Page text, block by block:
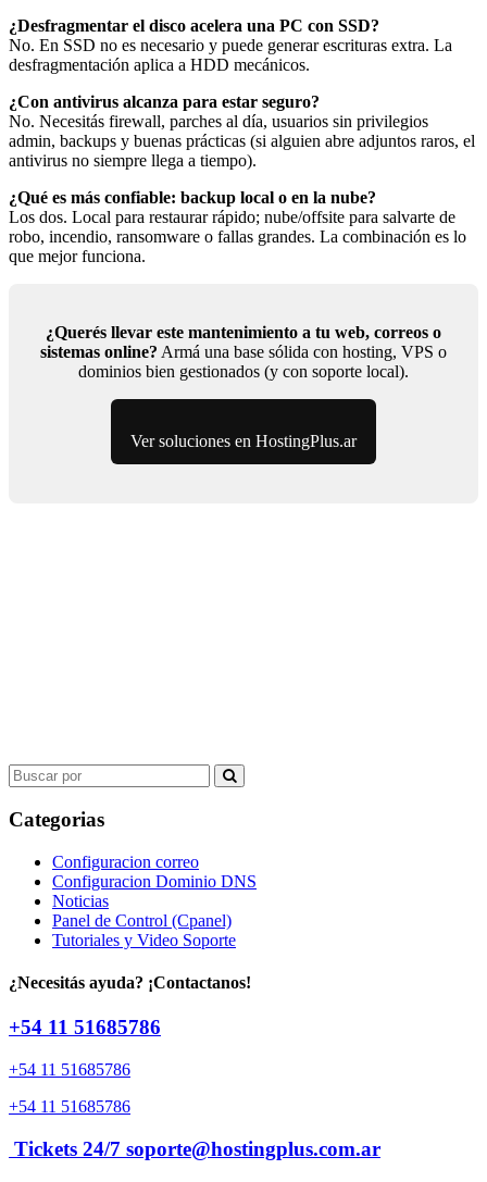
¿Desfragmentar el disco acelera una PC con SSD?
No. En SSD no es necesario y puede generar escrituras extra. La
desfragmentación aplica a HDD mecánicos.
¿Con antivirus alcanza para estar seguro?
No. Necesitás firewall, parches al día, usuarios sin privilegios
admin, backups y buenas prácticas (si alguien abre adjuntos raros, el
antivirus no siempre llega a tiempo).
¿Qué es más confiable: backup local o en la nube?
Los dos. Local para restaurar rápido; nube/offsite para salvarte de
robo, incendio, ransomware o fallas grandes. La combinación es lo
que mejor funciona.
¿Querés llevar este mantenimiento a tu web, correos o
sistemas online? Armá una base sólida con hosting, VPS o
dominios bien gestionados (y con soporte local).
Ver soluciones en HostingPlus.ar
Search
for:
Categorias
Configuracion correo
Configuracion Dominio DNS
Noticias
Panel de Control (Cpanel)
Tutoriales y Video Soporte
¿Necesitás ayuda? ¡Contactanos!
+54 11 51685786
+54 11 51685786
+54 11 51685786
Tickets 24/7 soporte@hostingplus.com.ar